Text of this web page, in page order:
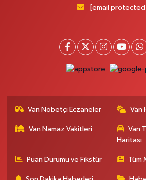
Yol Tarifi Al
Kışla Mah.Çınarlı Cad.1038 Sk.No:93 3-4
0 (432) 354 37 36 Yol Tarifi Al
BAHÇELİEVLER MAH.MUSLİH GÖRENTAŞ
[email
Van Nöbetçi Eczaneler Van
Van Namaz Vakitleri
Van
Haritası
Puan Durumu ve Fikstür Tüm